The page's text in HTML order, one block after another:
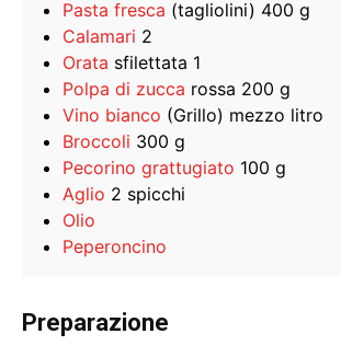
Pasta fresca (tagliolini) 400 g
Calamari 2
Orata sfilettata 1
Polpa di zucca rossa 200 g
Vino bianco (Grillo) mezzo litro
Broccoli 300 g
Pecorino grattugiato 100 g
Aglio 2 spicchi
Olio
Peperoncino
Preparazione